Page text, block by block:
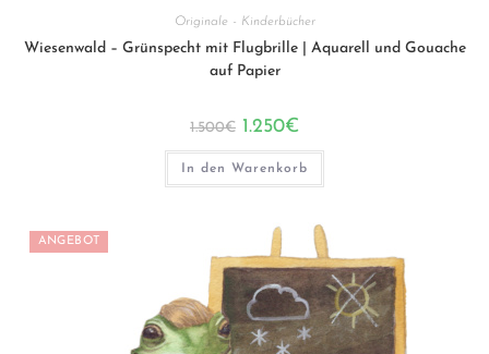
Originale - Kinderbücher
Wiesenwald – Grünspecht mit Flugbrille | Aquarell und Gouache
auf Papier
1.500€ Ursprünglicher
war:
1.500€
1.250€
ist:
1.250€.
In den Warenkorb
ANGEBOT